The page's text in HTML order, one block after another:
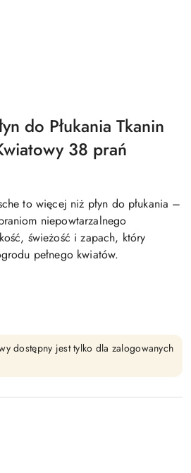
do Płukania Tkanin
38 prań
to więcej niż płyn do płukania –
niepowtarzalnego
świeżość i zapach, który
pełnego kwiatów.
dostępny jest tylko dla zalogowanych